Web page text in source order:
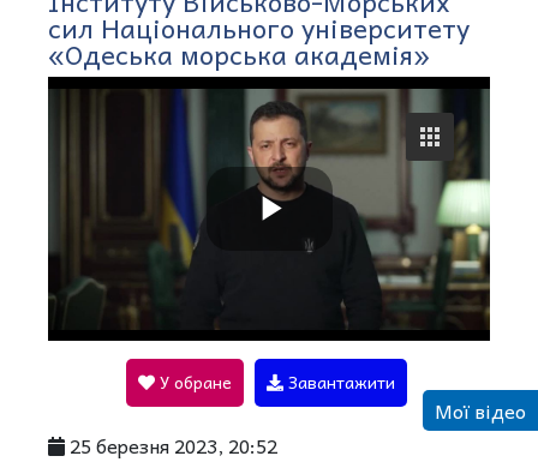
сил Національного університету
«Одеська морська академія»
l
a
У обране Завантажити
25 березня 2023, 20:52
Мої відео